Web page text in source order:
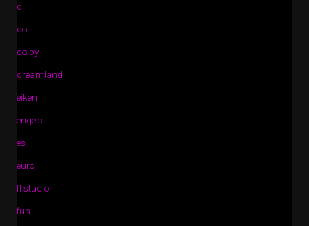
di
do
dolby
dreamland
eiken
engels
es
euro
fl studio
fun